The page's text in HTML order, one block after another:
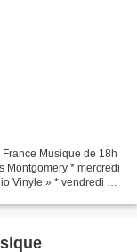
Musique de 18h
Montgomery * mercredi
Vinyle » * vendredi 24